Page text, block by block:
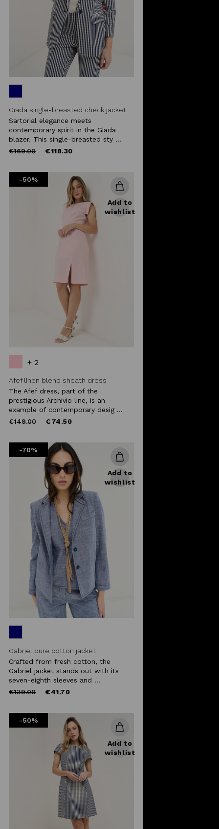
Giada single-breasted check jacket
Sartorial elegance meets
contemporary spirit in the Giada
blazer. This single-breasted sty ...
Price
€169.00to €118.30
-50%
Add to
wishlist
+ 2
Afef linen blend sheath dress
The Afef dress, part of the
prestigious Archivio line, is an
example of contemporary desig ...
Price
€149.00to €74.50
-70%
Add to
wishlist
Gabriel pure cotton jacket
Crafted from fresh cotton, the
Gabriel jacket stands out with its
seven-eighth sleeves and ...
Price
€139.00to €41.70
-50%
Add to
wishlist